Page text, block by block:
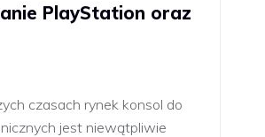
PlayStation oraz
czasach rynek konsol do
jest niewątpliwie